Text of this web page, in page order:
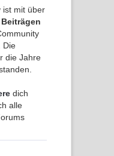
ist mit über
Die
die Jahre
dich
alle